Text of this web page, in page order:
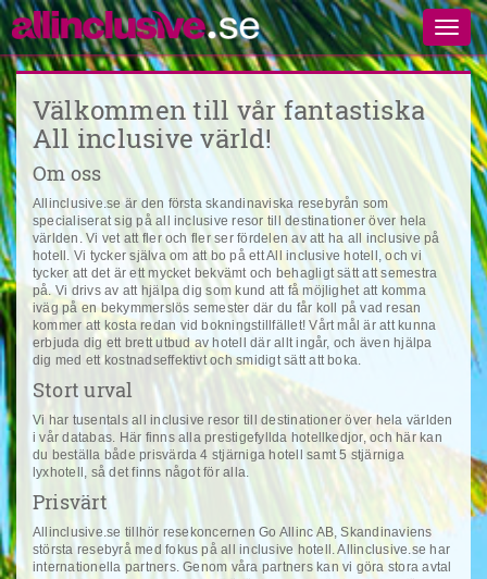
Välkommen till vår fantastiska
All inclusive värld!
Om oss
Allinclusive.se är den första skandinaviska resebyrån som
specialiserat sig på all inclusive resor till destinationer över hela
världen. Vi vet att fler och fler ser fördelen av att ha all inclusive på
hotell. Vi tycker själva om att bo på ett All inclusive hotell, och vi
tycker att det är ett mycket bekvämt och behagligt sätt att semestra
på. Vi drivs av att hjälpa dig som kund att få möjlighet att komma
iväg på en bekymmerslös semester där du får koll på vad resan
kommer att kosta redan vid bokningstillfället! Vårt mål är att kunna
erbjuda dig ett brett utbud av hotell där allt ingår, och även hjälpa
dig med ett kostnadseffektivt och smidigt sätt att boka.
Stort urval
Vi har tusentals all inclusive resor till destinationer över hela världen
i vår databas. Här finns alla prestigefyllda hotellkedjor, och här kan
du beställa både prisvärda 4 stjärniga hotell samt 5 stjärniga
lyxhotell, så det finns något för alla.
Prisvärt
Allinclusive.se tillhör resekoncernen Go Allinc AB, Skandinaviens
största resebyrå med fokus på all inclusive hotell. Allinclusive.se har
internationella partners. Genom våra partners kan vi göra stora avtal